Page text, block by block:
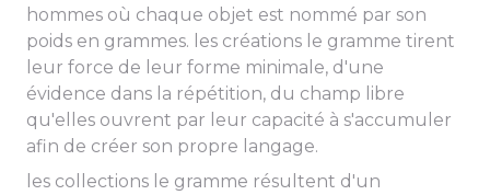
hommes où chaque objet est nommé par son
poids en grammes. les créations le gramme tirent
leur force de leur forme minimale, d'une
évidence dans la répétition, du champ libre
qu'elles ouvrent par leur capacité à s'accumuler
afin de créer son propre langage.
les collections le gramme résultent d'un